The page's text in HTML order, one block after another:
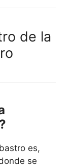
de la
es,
se